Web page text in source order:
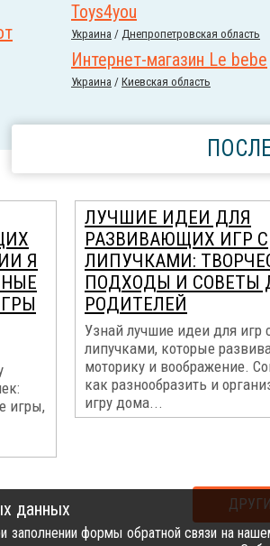
Toys4you
Украина / Днепропетровская область
Интернет-магазин Le bebe
Украина / Киевская область
Я
игры,
ЛУЧШИЕ ИДЕИ ДЛЯ
РАЗВИВАЮЩИХ ИГР С
ЛИПУЧКАМИ:
ПОДХОДЫ И СОВЕТЫ
РОДИТЕЛЕЙ
Узнай лучшие идеи для игр
липучками, которые
моторику и воображение.
как разнообразить и
игру дома...
данных
формы обратной связи на